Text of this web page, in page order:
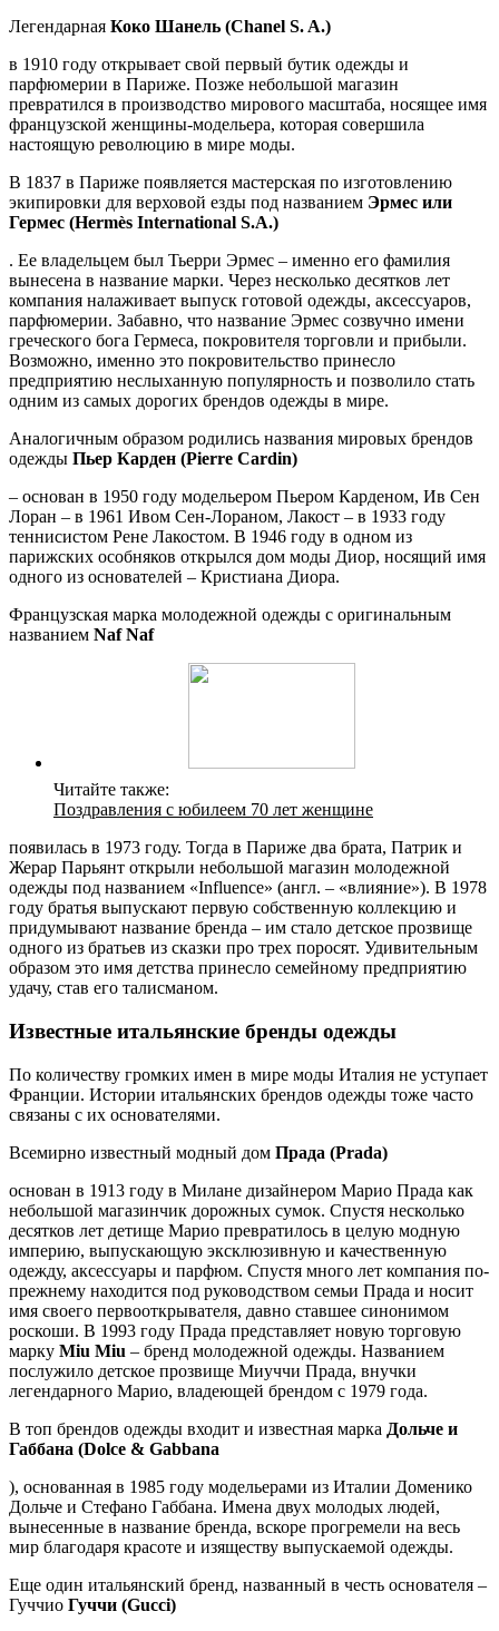
Легендарная Коко Шанель (Chanel S. A.)
в 1910 году открывает свой первый бутик одежды и
парфюмерии в Париже. Позже небольшой магазин
превратился в производство мирового масштаба, носящее имя
французской женщины-модельера, которая совершила
настоящую революцию в мире моды.
В 1837 в Париже появляется мастерская по изготовлению
экипировки для верховой езды под названием Эрмес или
Гермес (Hermès International S.A.)
. Ее владельцем был Тьерри Эрмес – именно его фамилия
вынесена в название марки. Через несколько десятков лет
компания налаживает выпуск готовой одежды, аксессуаров,
парфюмерии. Забавно, что название Эрмес созвучно имени
греческого бога Гермеса, покровителя торговли и прибыли.
Возможно, именно это покровительство принесло
предприятию неслыханную популярность и позволило стать
одним из самых дорогих брендов одежды в мире.
Аналогичным образом родились названия мировых брендов
одежды Пьер Карден (Pierre Cardin)
– основан в 1950 году модельером Пьером Карденом, Ив Сен
Лоран – в 1961 Ивом Сен-Лораном, Лакост – в 1933 году
теннисистом Рене Лакостом. В 1946 году в одном из
парижских особняков открылся дом моды Диор, носящий имя
одного из основателей – Кристиана Диора.
Французская марка молодежной одежды с оригинальным
названием Naf Naf
Читайте также:
Поздравления с юбилеем 70 лет женщине
появилась в 1973 году. Тогда в Париже два брата, Патрик и
Жерар Парьянт открыли небольшой магазин молодежной
одежды под названием «Influence» (англ. – «влияние»). В 1978
году братья выпускают первую собственную коллекцию и
придумывают название бренда – им стало детское прозвище
одного из братьев из сказки про трех поросят. Удивительным
образом это имя детства принесло семейному предприятию
удачу, став его талисманом.
Известные итальянские бренды одежды
По количеству громких имен в мире моды Италия не уступает
Франции. Истории итальянских брендов одежды тоже часто
связаны с их основателями.
Всемирно известный модный дом Прада (Prada)
основан в 1913 году в Милане дизайнером Марио Прада как
небольшой магазинчик дорожных сумок. Спустя несколько
десятков лет детище Марио превратилось в целую модную
империю, выпускающую эксклюзивную и качественную
одежду, аксессуары и парфюм. Спустя много лет компания по-
прежнему находится под руководством семьи Прада и носит
имя своего первооткрывателя, давно ставшее синонимом
роскоши. В 1993 году Прада представляет новую торговую
марку Miu Miu – бренд молодежной одежды. Названием
послужило детское прозвище Миуччи Прада, внучки
легендарного Марио, владеющей брендом с 1979 года.
В топ брендов одежды входит и известная марка Дольче и
Габбана (Dolce & Gabbana
), основанная в 1985 году модельерами из Италии Доменико
Дольче и Стефано Габбана. Имена двух молодых людей,
вынесенные в название бренда, вскоре прогремели на весь
мир благодаря красоте и изяществу выпускаемой одежды.
Еще один итальянский бренд, названный в честь основателя –
Гуччио Гуччи (Gucci)